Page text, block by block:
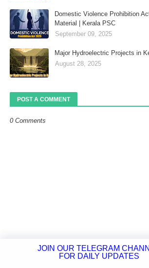
Domestic Violence Prohibition
Material | Kerala PSC
September 09, 2025
Major Hydroelectric Projects in
August 28, 2025
POST A COMMENT
0 Comments
JOIN OUR TELEGRAM
FOR DAILY UPDATES